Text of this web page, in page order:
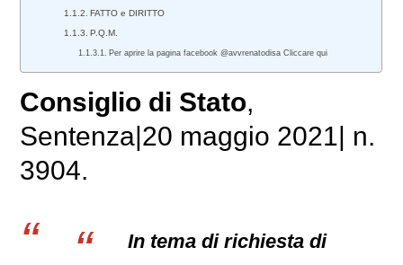
FATTO e DIRITTO
P.Q.M.
Per aprire la pagina facebook @avvrenatodisa Cliccare qui
Consiglio di Stato,
Sentenza|20 maggio 2021| n.
3904.
In tema di richiesta di